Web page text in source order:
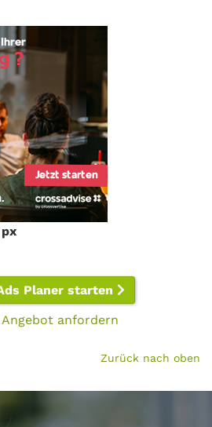
Planer starten
anfordern
Zurück nach oben